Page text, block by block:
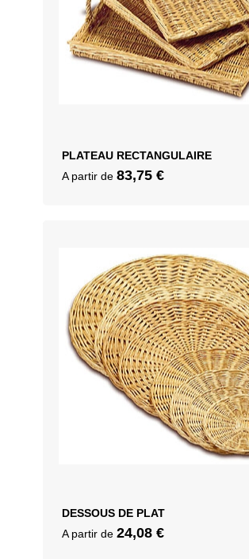
PLATEAU RECTANGULAIRE
A partir de 83,75 €
DESSOUS DE PLAT
A partir de 24,08 €